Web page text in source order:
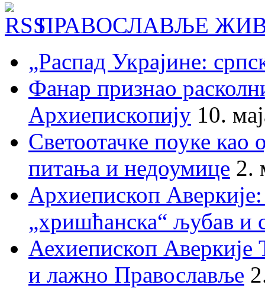
ПРАВОСЛАВЉЕ
„Распад Украјине:
Фанар признао
Архиепископију 10.
Светоотачке поуке као
питања и недоумице 2.
Архиепископ
„хришћанска“ љубав и
Аехиепископ
и лажно Православље